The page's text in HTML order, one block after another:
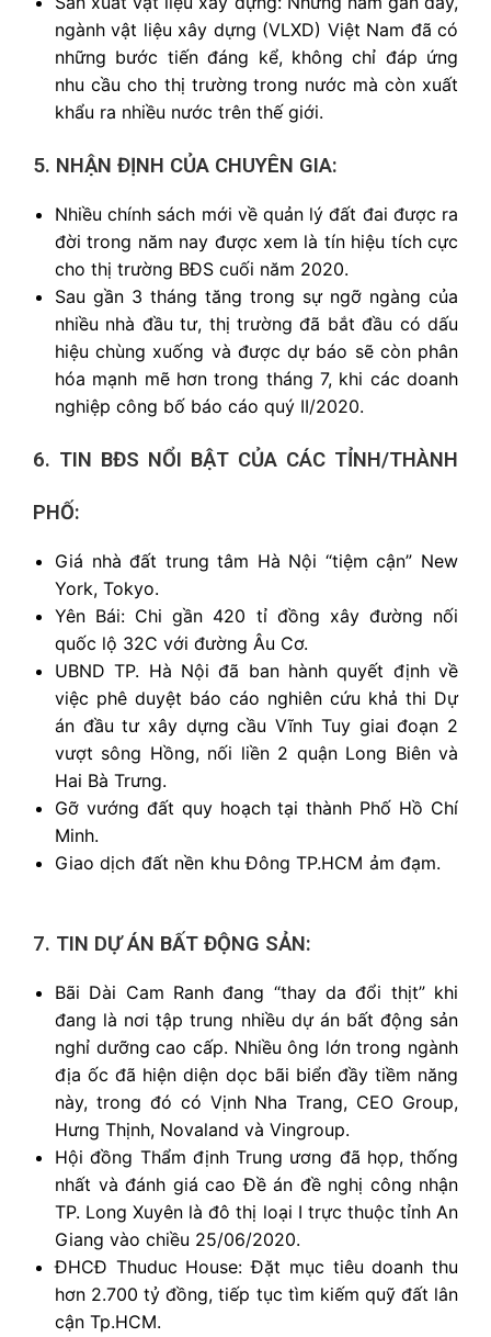
ngành vật liệu xây dựng (VLXD) Việt Nam đã có
những bước tiến đáng kể, không chỉ đáp ứng
nhu cầu cho thị trường trong nước mà còn xuất
khẩu ra nhiều nước trên thế giới.
5. NHẬN ĐỊNH CỦA CHUYÊN GIA:
Nhiều chính sách mới về quản lý đất đai được ra
đời trong năm nay được xem là tín hiệu tích cực
cho thị trường BĐS cuối năm 2020.
Sau gần 3 tháng tăng trong sự ngỡ ngàng của
nhiều nhà đầu tư, thị trường đã bắt đầu có dấu
hiệu chùng xuống và được dự báo sẽ còn phân
hóa mạnh mẽ hơn trong tháng 7, khi các doanh
nghiệp công bố báo cáo quý II/2020.
6. TIN BĐS NỔI BẬT CỦA CÁC TỈNH/THÀNH
PHỐ:
Giá nhà đất trung tâm Hà Nội “tiệm cận” New
York, Tokyo.
Yên Bái: Chi gần 420 tỉ đồng xây đường nối
quốc lộ 32C với đường Âu Cơ.
UBND TP. Hà Nội đã ban hành quyết định về
việc phê duyệt báo cáo nghiên cứu khả thi Dự
án đầu tư xây dựng cầu Vĩnh Tuy giai đoạn 2
vượt sông Hồng, nối liền 2 quận Long Biên và
Hai Bà Trưng.
Gỡ vướng đất quy hoạch tại thành Phố Hồ Chí
Minh.
Giao dịch đất nền khu Đông TP.HCM ảm đạm.
7. TIN DỰ ÁN BẤT ĐỘNG SẢN:
Bãi Dài Cam Ranh đang “thay da đổi thịt” khi
đang là nơi tập trung nhiều dự án bất động sản
nghỉ dưỡng cao cấp. Nhiều ông lớn trong ngành
địa ốc đã hiện diện dọc bãi biển đầy tiềm năng
này, trong đó có Vịnh Nha Trang, CEO Group,
Hưng Thịnh, Novaland và Vingroup.
Hội đồng Thẩm định Trung ương đã họp, thống
nhất và đánh giá cao Đề án đề nghị công nhận
TP. Long Xuyên là đô thị loại I trực thuộc tỉnh An
Giang vào chiều 25/06/2020.
ĐHCĐ Thuduc House: Đặt mục tiêu doanh thu
hơn 2.700 tỷ đồng, tiếp tục tìm kiếm quỹ đất lân
cận Tp.HCM.